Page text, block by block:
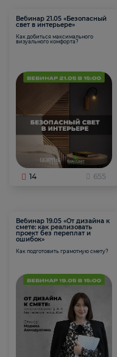
Вебинар 21.05 «Безопасный
свет в интерьере»
Как добиться максимального
визуального комфорта?
14 655
Вебинар 19.05 «От дизайна к
смете: как реализовать
проект без переплат и
ошибок»
Как подготовить грамотную смету?